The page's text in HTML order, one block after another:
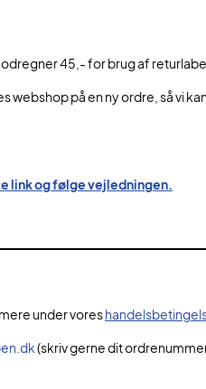
45,- for brug af
webshop på en ny ordre, så vi
link og følge vejledningen.
under vores
(skriv gerne dit